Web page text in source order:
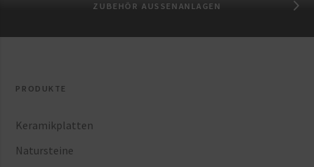
ZUBEHÖR AUSSENANLAGEN
PRODUKTE
Keramikplatten
Natursteine